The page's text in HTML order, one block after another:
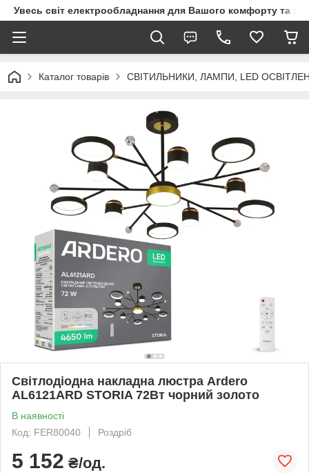
Увесь світ електрообладнання для Вашого комфорту та
Каталог товарів СВІТИЛЬНИКИ, ЛАМПИ, LED
Світлодіодна накладна люстра Ardero
AL6121ARD STORIA 72Вт чорний золото
В наявності
Код: FER80040
Роздріб
5 152 ₴/од.